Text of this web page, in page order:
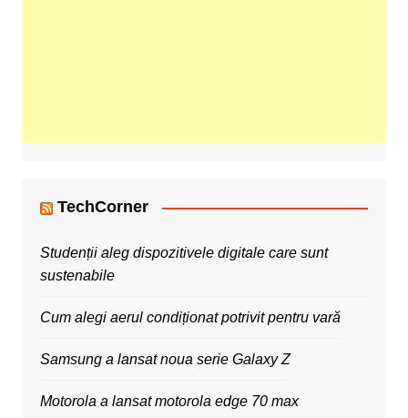
TechCorner
Studenții aleg dispozitivele digitale care sunt
sustenabile
Cum alegi aerul condiționat potrivit pentru vară
Samsung a lansat noua serie Galaxy Z
Motorola a lansat motorola edge 70 max